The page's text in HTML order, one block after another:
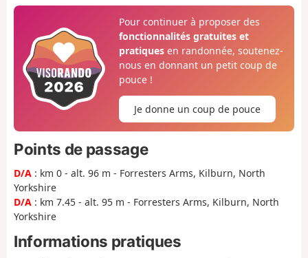
Pour continuer à proposer des
fonctionnalités gratuites et
pratiquesen randonnée, soutenez-
nous en donnant un petit coup de
pouce !
Je donne un coup de pouce
Points de passage
D/A : km 0 - alt. 96 m - Forresters Arms, Kilburn, North
Yorkshire
D/A : km 7.45 - alt. 95 m - Forresters Arms, Kilburn, North
Yorkshire
Informations pratiques